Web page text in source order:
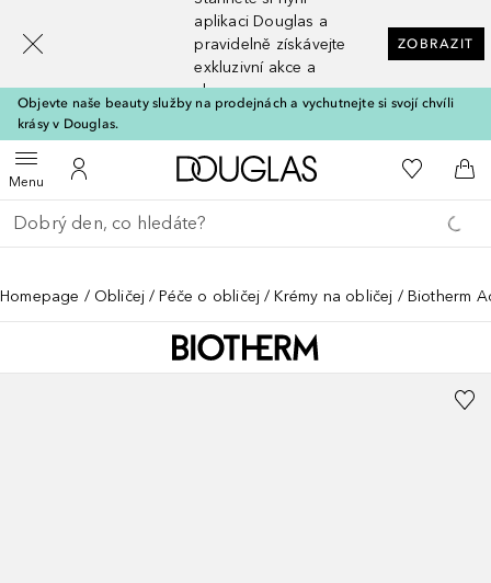
aplikaci Douglas a
pravidelně získávejte
exkluzivní akce a
slevy
ZOBRAZIT
Objevte naše beauty služby na prodejnách a vychutnejte si svojí chvíli
krásy v Douglas.
MenuOtevřít menuK mému účtu
Domů K mému
Do
Vraťte se
Proveďte vyhledávání
Homepage Obličej Péče o obličej Krémy na obličej Biotherm
[navigation.slideout.screenreader]